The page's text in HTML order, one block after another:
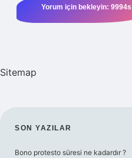
Sitemap
SIDEBAR
SON YAZILAR
Bono protesto süresi ne kadardır ?